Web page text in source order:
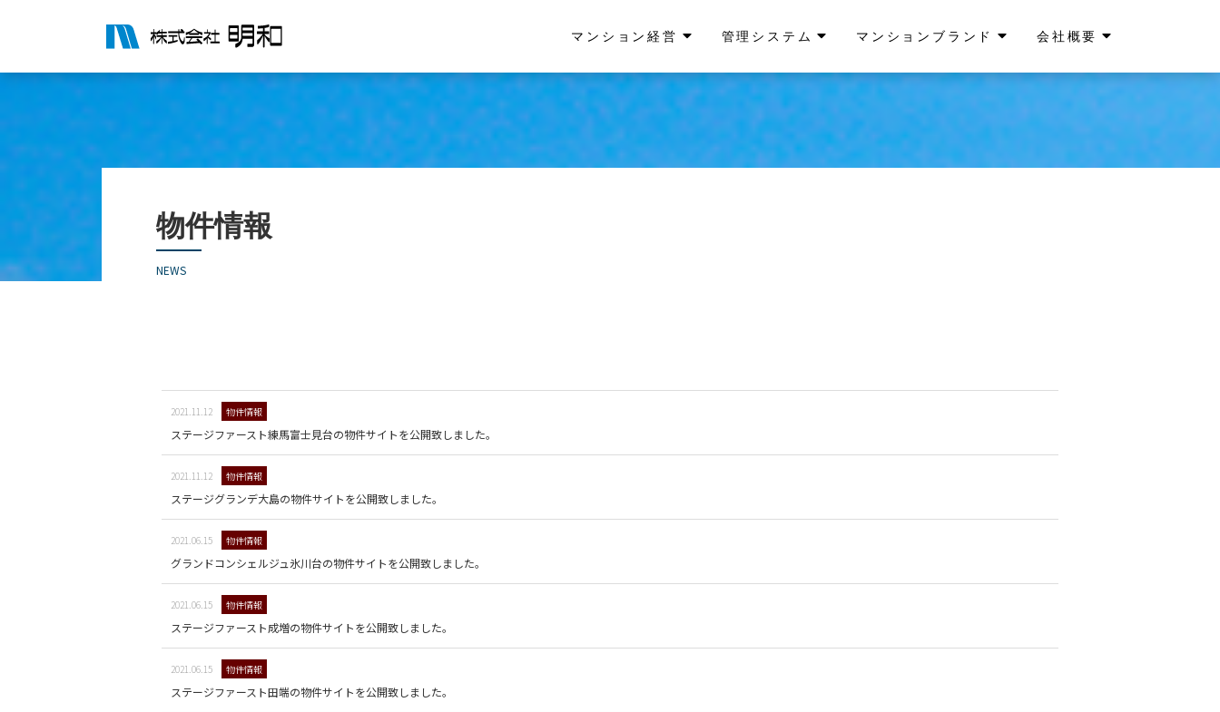
マンション経営 管理システム マンションブランド 会社概要
物件情報
NEWS
2021.11.12 物件情報
ステージファースト練馬富士見台の物件サイトを公開致しました。
2021.11.12 物件情報
ステージグランデ大島の物件サイトを公開致しました。
2021.06.15 物件情報
グランドコンシェルジュ氷川台の物件サイトを公開致しました。
2021.06.15 物件情報
ステージファースト成増の物件サイトを公開致しました。
2021.06.15 物件情報
ステージファースト田端の物件サイトを公開致しました。